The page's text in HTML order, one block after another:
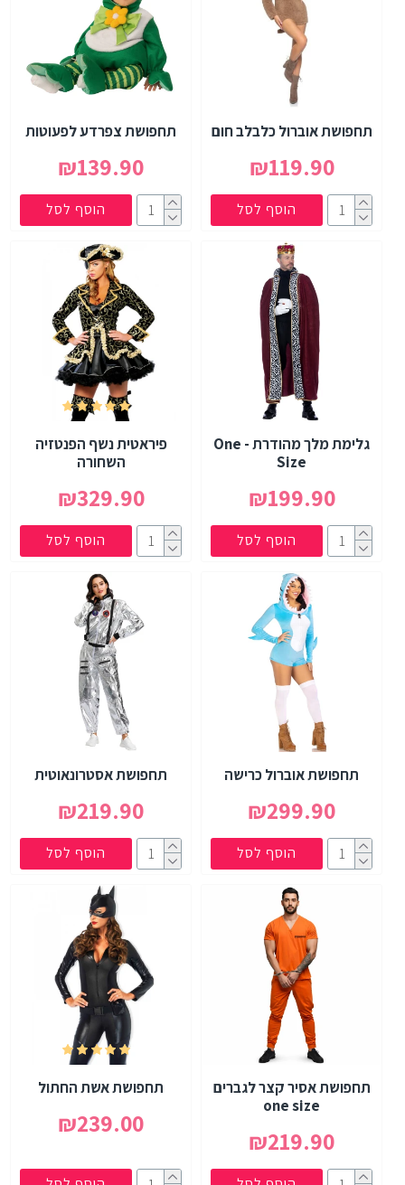
תחפושת אוברול כלבלב חום
₪119.90
הוסף לסל
תחפושת צפרדע לפעוטות
₪139.90
הוסף לסל
גלימת מלך מהודרת - One
Size
₪199.90
הוסף לסל
פיראטית נשף הפנטזיה
השחורה
₪329.90
הוסף לסל
תחפושת אוברול כרישה
₪299.90
הוסף לסל
תחפושת אסטרונאוטית
₪219.90
הוסף לסל
תחפושת אסיר קצר לגברים
one size
₪219.90
תחפושת אשת החתול
₪239.00